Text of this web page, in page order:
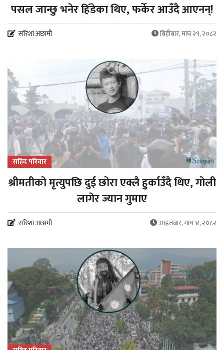
पसल जान्छु भनेर हिँडेका थिए, फर्केर आउँदै आएनन्!
सरिशा अछामी बिहीबार, माघ २९, २०८२
सहिद परिवार
श्रीमतीको मृत्युपछि दुई छोरा एक्लै हुर्काउँदै थिए, गोली
लागेर ज्यान गुमाए
सरिशा अछामी आइतबार, माघ ४, २०८२